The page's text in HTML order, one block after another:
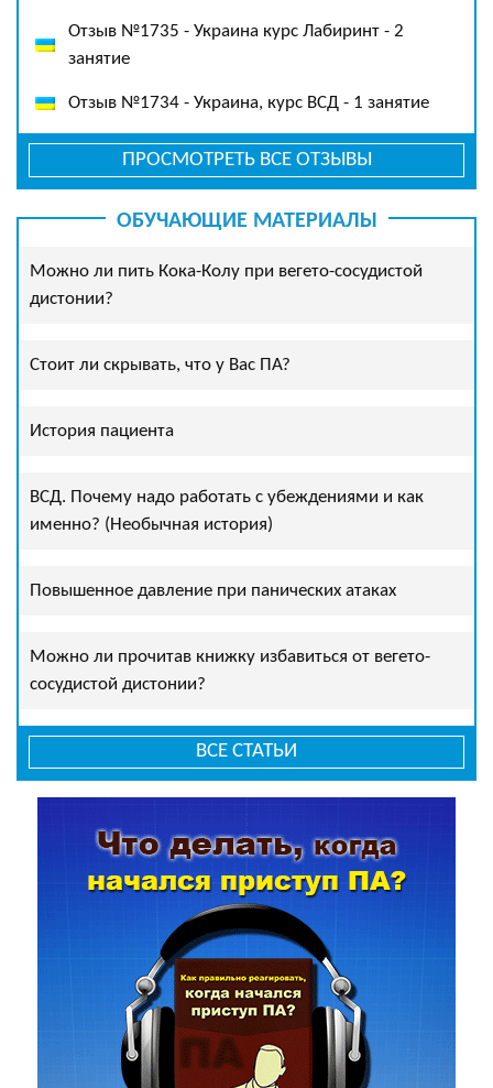
Отзыв №1735 - Украина курс Лабиринт - 2
занятие
Отзыв №1734 - Украина, курс ВСД - 1 занятие
ПРОСМОТРЕТЬ ВСЕ ОТЗЫВЫ
ОБУЧАЮЩИЕ МАТЕРИАЛЫ
Можно ли пить Кока-Колу при вегето-сосудистой
дистонии?
Стоит ли скрывать, что у Вас ПА?
История пациента
ВСД. Почему надо работать с убеждениями и как
именно? (Необычная история)
Повышенное давление при панических атаках
Можно ли прочитав книжку избавиться от вегето-
сосудистой дистонии?
ВСЕ СТАТЬИ